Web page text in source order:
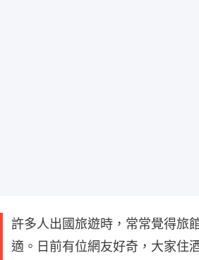
許多人出國旅遊時，常常覺得旅
適。日前有位網友好奇，大家住